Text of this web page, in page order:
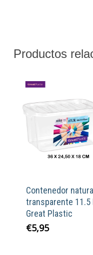
Productos
Contenedor
transparente 11.5
Great Plastic
€5,95